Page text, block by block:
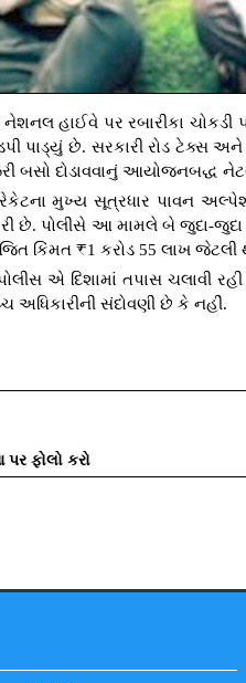
નેશનલ હાઈવે પર રબારીકા
પાડ્યું છે. સરકારી રોડ ટેક્સ
બસો દોડાવવાનું આયોજનબદ્ધ
મુખ્ય સૂત્રધાર પાવન
છે. પોલીસે આ મામલે બે જુદા-
કિંમત ₹1 કરોડ 55 લાખ
પોલીસ એ દિશામાં તપાસ
અધિકારીની સંદોવણી છે કે નહીં.
ફોલો કરો